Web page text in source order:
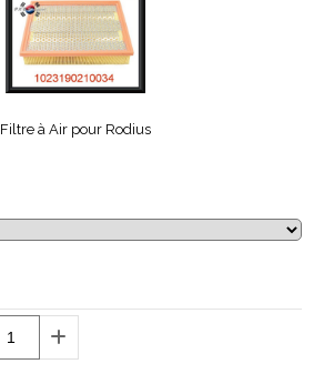
Filtre à Air pour Rodius